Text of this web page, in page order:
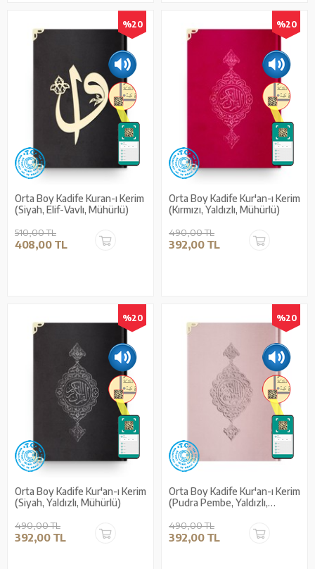
%20
Orta Boy Kadife Kuran-ı Kerim
(Siyah, Elif-Vavlı, Mühürlü)
510,00 TL
408,00 TL
%20
Orta Boy Kadife Kur'an-ı Kerim
(Kırmızı, Yaldızlı, Mühürlü)
490,00 TL
392,00 TL
%20
Orta Boy Kadife Kur'an-ı Kerim
(Siyah, Yaldızlı, Mühürlü)
490,00 TL
392,00 TL
%20
Orta Boy Kadife Kur'an-ı Kerim
(Pudra Pembe, Yaldızlı,
490,00 TL
392,00 TL